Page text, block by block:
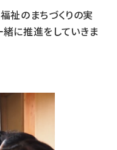
祉のまちづくりの実
に推進をしていきま